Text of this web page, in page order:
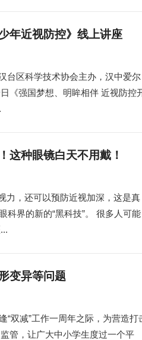
年近视防控》线上讲座
台区科学技术协会主办，汉中爱尔
《强国梦想、明眸相伴 近视防控
这种眼镜白天不用戴！
，还可以预防近视加深，这是真
界的新的“黑科技”。 很多人可能
变异等问题
“双减”工作一周年之际，为营造打
管，让广大中小学生度过一个平